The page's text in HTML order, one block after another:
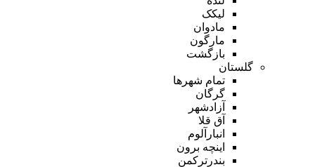
لیکک
مادوان
مارگون
بازگشت
گلستان
تمام شهر‌ها
گرگان
آزادشهر
آق قلا
انبارآلوم
اینچه برون
بندرترکمن